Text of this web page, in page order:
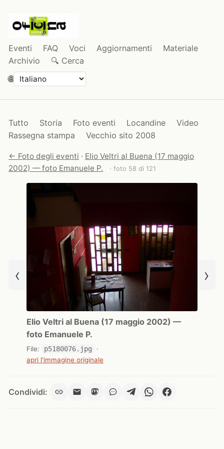
Eventi FAQ Voci Aggiornamenti
Materiale
Archivio
🔍 Cerca
🌐
Tutto Storia Foto eventi Locandine
Video
Rassegna stampa
Vecchio sito 2008
← Foto degli eventi · Elio Veltri al Buena (17 maggio
2002) — foto Emanuele P.
· foto 58 di 121
‹
Elio Veltri al Buena (17 maggio 2002) —
foto Emanuele P.
File: p5180076.jpg
·
apri l'immagine originale
›
Condividi: